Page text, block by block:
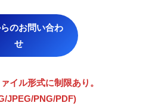
のお問い合わ
せ
イル形式に制限あり。
JPEG/PNG/PDF)